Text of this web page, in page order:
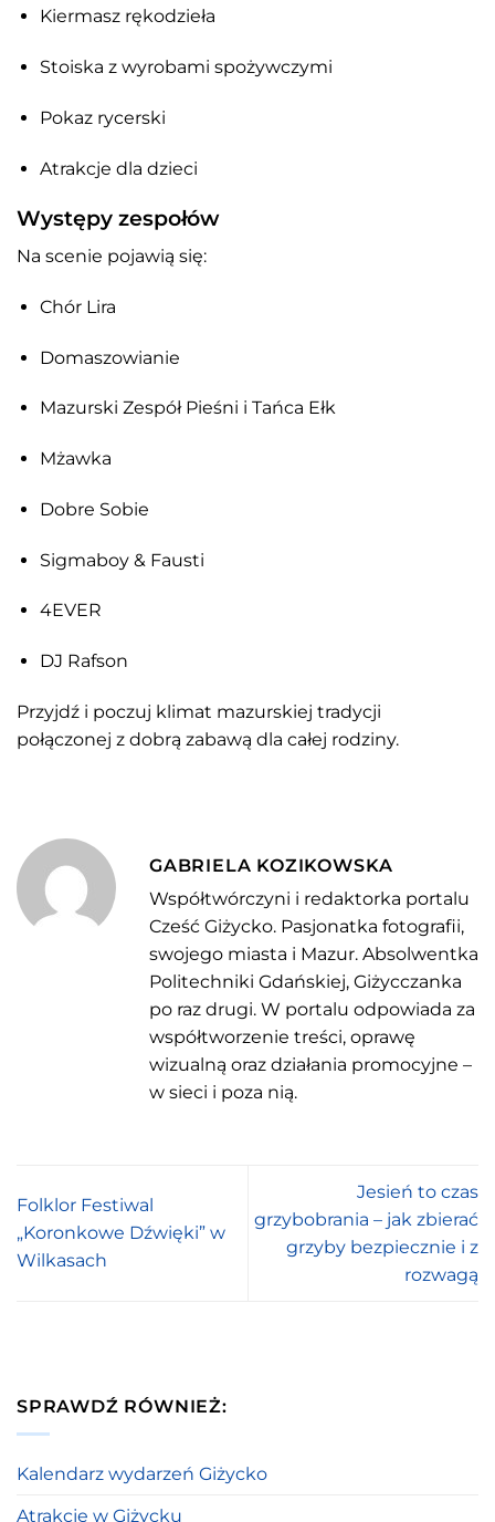
Kiermasz rękodzieła
Stoiska z wyrobami spożywczymi
Pokaz rycerski
Atrakcje dla dzieci
Występy zespołów
Na scenie pojawią się:
Chór Lira
Domaszowianie
Mazurski Zespół Pieśni i Tańca Ełk
Mżawka
Dobre Sobie
Sigmaboy & Fausti
4EVER
DJ Rafson
Przyjdź i poczuj klimat mazurskiej tradycji
połączonej z dobrą zabawą dla całej rodziny.
GABRIELA KOZIKOWSKA
Współtwórczyni i redaktorka portalu
Cześć Giżycko. Pasjonatka fotografii,
swojego miasta i Mazur. Absolwentka
Politechniki Gdańskiej, Giżycczanka
po raz drugi. W portalu odpowiada za
współtworzenie treści, oprawę
wizualną oraz działania promocyjne –
w sieci i poza nią.
Folklor Festiwal
„Koronkowe Dźwięki” w
Wilkasach
Jesień to czas
grzybobrania – jak zbierać
grzyby bezpiecznie i z
rozwagą
SPRAWDŹ RÓWNIEŻ:
Kalendarz wydarzeń Giżycko
Atrakcje w Giżycku